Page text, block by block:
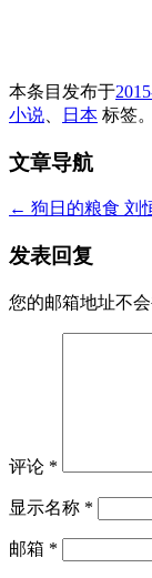
本条目发布于
小说
日本 标签。
文章导航
← 狗日的粮食 刘
发表回复
您的邮箱地址不会
评论 *
显示名称 *
邮箱 *